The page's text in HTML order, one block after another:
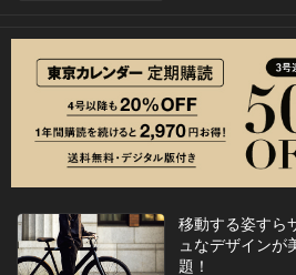
移動する姿すら
ュなデザインが
題！